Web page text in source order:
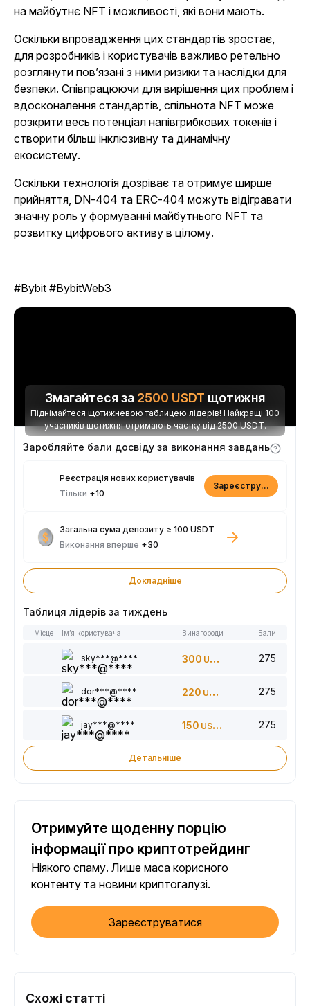
на майбутнє NFT і можливості, які вони мають.
Оскільки впровадження цих стандартів зростає,
для розробників і користувачів важливо ретельно
розглянути пов’язані з ними ризики та наслідки для
безпеки. Співпрацюючи для вирішення цих проблем і
вдосконалення стандартів, спільнота NFT може
розкрити весь потенціал напівгрибкових токенів і
створити більш інклюзивну та динамічну
екосистему.
Оскільки технологія дозріває та отримує ширше
прийняття, DN-404 та ERC-404 можуть відігравати
значну роль у формуванні майбутнього NFT та
розвитку цифрового активу в цілому.
#Bybit #BybitWeb3
Змагайтеся за 2500 USDT щотижня
Піднімайтеся щотижневою таблицею лідерів! Найкращі 100
учасників щотижня отримають частку від 2500 USDT.
Заробляйте бали досвіду за виконання завдань
Реєстрація нових користувачів
Тільки +10
Зареєструватися
Загальна сума депозиту ≥ 100 USDT
Виконання вперше +30
Докладніше
Таблиця лідерів за тиждень
Місце Ім’я користувача Винагороди Бали
sky***@**** 300 USDT 275
dor***@**** 220 USDT 275
jay***@**** 150 USDT 275
Детальніше
Отримуйте щоденну порцію
інформації про криптотрейдинг
Ніякого спаму. Лише маса корисного
контенту та новини криптогалузі.
Зареєструватися
Схожі статті